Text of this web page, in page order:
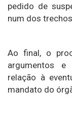
pedido de
num dos
Ao final, o
argumentos e
relação à
mandato do